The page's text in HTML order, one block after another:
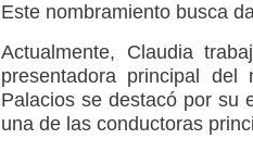
Este nombramiento busca
Actualmente, Claudia
presentadora principal
Palacios se destacó por su
una de las conductoras